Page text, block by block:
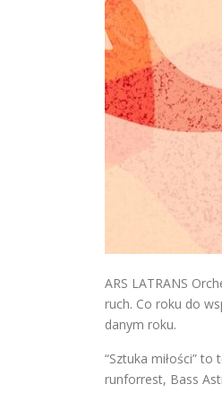
ARS LATRANS
ruch. Co roku do
danym roku.
“Sztuka miłości”
runforrest, Bass